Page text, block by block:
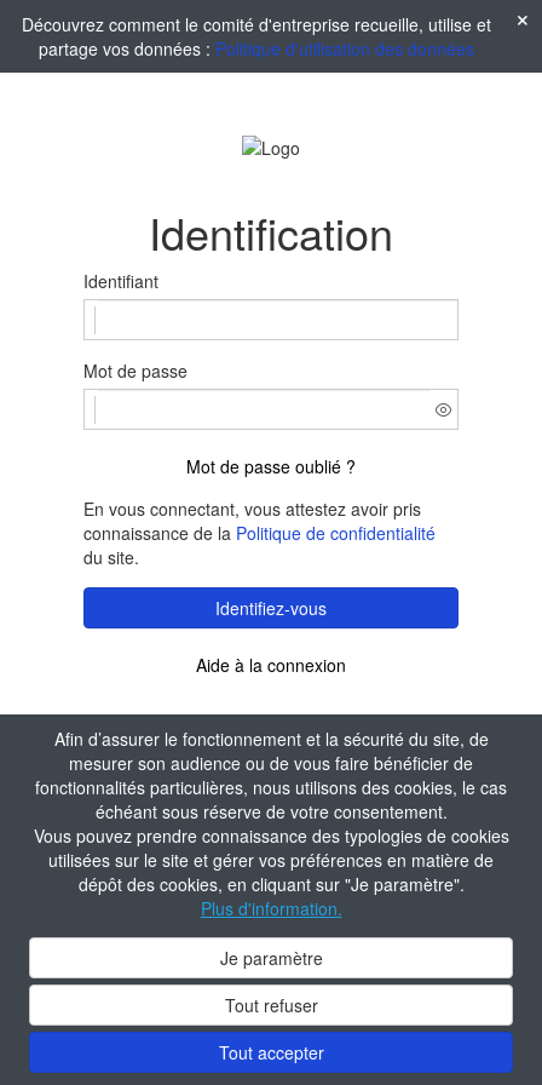
Afin d’assurer le fonctionnement et la sécurité du site, de
mesurer son audience ou de vous faire bénéficier de
fonctionnalités particulières, nous utilisons des cookies, le cas
échéant sous réserve de votre consentement.
Vous pouvez prendre connaissance des typologies de cookies
utilisées sur le site et gérer vos préférences en matière de
dépôt des cookies, en cliquant sur "Je paramètre".
Plus d'information.
Je paramètre
Tout refuser
Tout accepter
Découvrez comment le comité d'entreprise recueille, utilise et
partage vos données : Politique d'utilisation des données
Identification
Identifiant
Mot de passe
Mot de passe oublié ?
En vous connectant, vous attestez avoir pris
connaissance de la Politique de confidentialité
du site.
Identifiez-vous
Aide à la connexion